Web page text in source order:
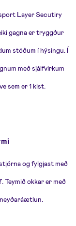
Layer Secutiry
gagna er tryggður
stöðum í hýsingu. Í
með sjálfvirkum
sem er 1 klst.
og fylgjast með
okkar er með